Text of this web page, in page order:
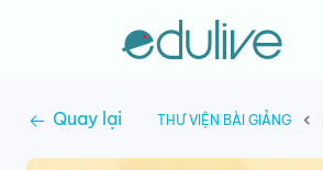
Quay lại THƯ VIỆN BÀI GIẢNG